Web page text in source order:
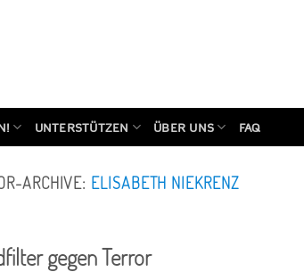
UNTERSTÜTZEN ÜBER UNS FAQ
ARCHIVE: ELISABETH NIEKRENZ
gegen Terror